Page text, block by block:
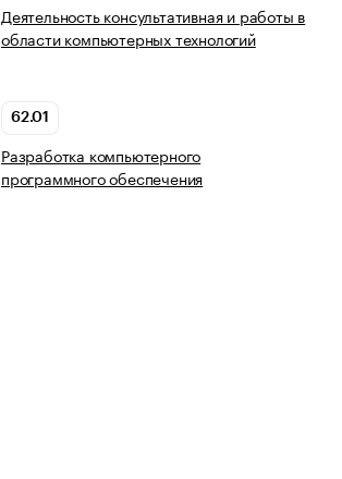
Деятельность консультативная и работы в
области компьютерных технологий
62.01
Разработка компьютерного
программного обеспечения